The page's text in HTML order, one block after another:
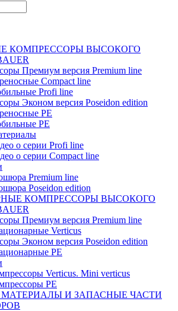
КОМПРЕССОРЫ ВЫСОКОГО
Премиум версия Premium line
Compact line
Profi line
Эконом версия Poseidon edition
PE
PE
о серии Profi line
о серии Compact line
Premium line
Poseidon edition
КОМПРЕССОРЫ ВЫСОКОГО
Премиум версия Premium line
Verticus
Эконом версия Poseidon edition
PE
Verticus. Mini verticus
PE
И ЗАПАСНЫЕ ЧАСТИ